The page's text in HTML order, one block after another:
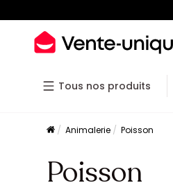
Tous nos produits
Animalerie Poisson
Poisson